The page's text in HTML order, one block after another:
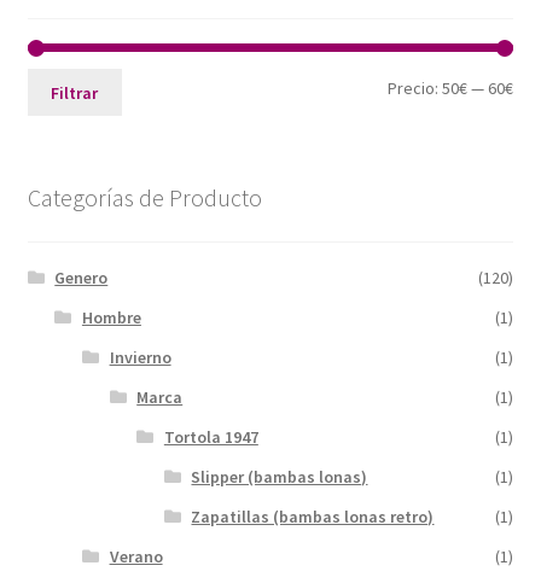
Filtrar Precio:50€— 60€
Categorías de Producto
Genero
(120)
Hombre
(1)
Invierno
(1)
Marca
(1)
Tortola 1947
(1)
Slipper (bambas lonas)
(1)
Zapatillas (bambas lonas retro)
(1)
Verano
(1)